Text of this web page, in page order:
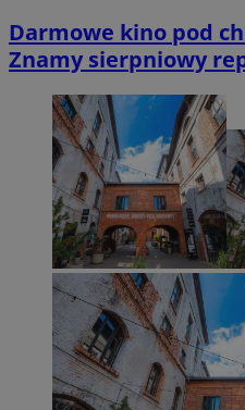
Darmowe kino pod
Znamy sierpniowy